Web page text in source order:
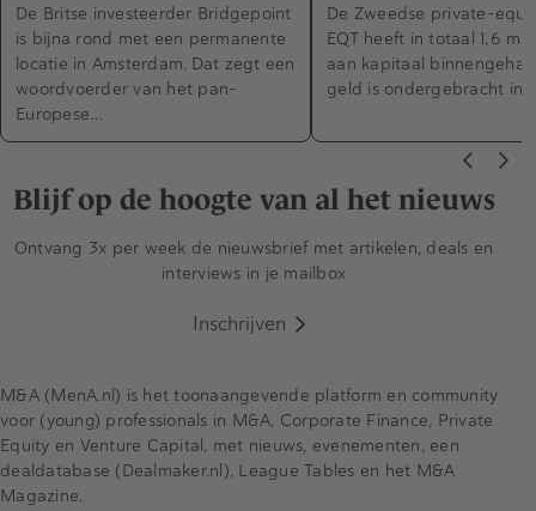
De Britse investeerder Bridgepoint
is bijna rond met een permanente
locatie in Amsterdam. Dat zegt een
woordvoerder van het pan-
Europese…
De Zweedse private-
EQT heeft in totaal 1,6
aan kapitaal
geld is ondergebracht in
Blijf op de hoogte van al het nieuws
Ontvang 3x per week de nieuwsbrief met artikelen, deals en
interviews in je mailbox
Inschrijven
M&A (MenA.nl) is het toonaangevende platform en community
voor (young) professionals in M&A, Corporate Finance, Private
Equity en Venture Capital, met nieuws, evenementen, een
dealdatabase (Dealmaker.nl), League Tables en het M&A
Magazine.